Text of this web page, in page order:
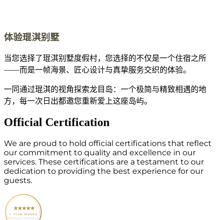
体验琨淇别墅
当您选择了琨淇别墅度假村，您选择的不仅是一个住宿之所
——而是一帧海景、匠心设计与真挚服务交织的体验。
一同通过琨淇的视角探索龙目岛：一个极简与精致相遇的地
方，每一次日出都邀您重新爱上这座岛屿。
Official Certification
We are proud to hold official certifications that reflect
our commitment to quality and excellence in our
services. These certifications are a testament to our
dedication to providing the best experience for our
guests.
5-STAR HOTEL
OFFICIALLY CERTIFIED